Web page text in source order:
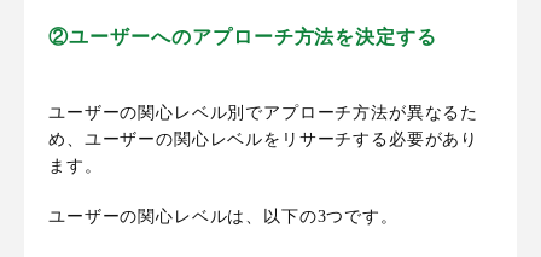
②ユーザーへのアプローチ方法を決定する
ユーザーの関心レベル別でアプローチ方法が異なるた
め、ユーザーの関心レベルをリサーチする必要があり
ます。
ユーザーの関心レベルは、以下の3つです。